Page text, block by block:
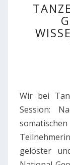
Wir bei
Session:
gelöster